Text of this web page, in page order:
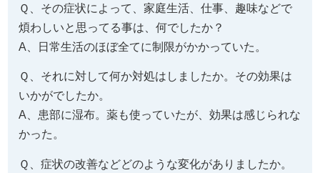
Ｑ、その症状によって、家庭生活、仕事、趣味などで
煩わしいと思ってる事は、何でしたか？
A、日常生活のほぼ全てに制限がかかっていた。
Ｑ、それに対して何か対処はしましたか。その効果は
いかがでしたか。
A、患部に湿布。薬も使っていたが、効果は感じられな
かった。
Ｑ、症状の改善などどのような変化がありましたか。